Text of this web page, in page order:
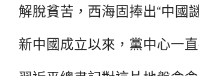
解脫貧苦，西海固捧出“中國
新中國成立以來，黨中心一